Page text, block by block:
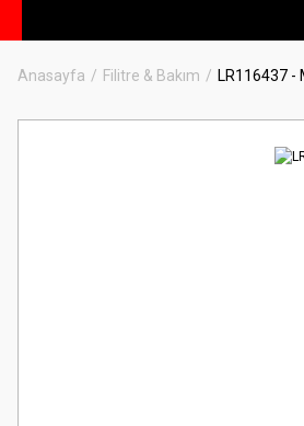
Anasayfa Filitre & Bakım LR116437 -